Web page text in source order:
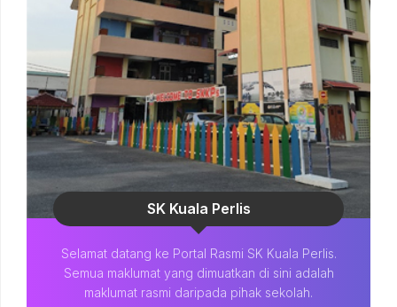
SK Kuala Perlis
Selamat datang ke Portal Rasmi SK Kuala Perlis.
Semua maklumat yang dimuatkan di sini adalah
maklumat rasmi daripada pihak sekolah.